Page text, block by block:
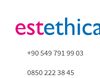
+90 549 791 99 03
0850 222 38 45